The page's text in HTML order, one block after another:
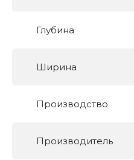
Глубина
Ширина
Производство
Производитель